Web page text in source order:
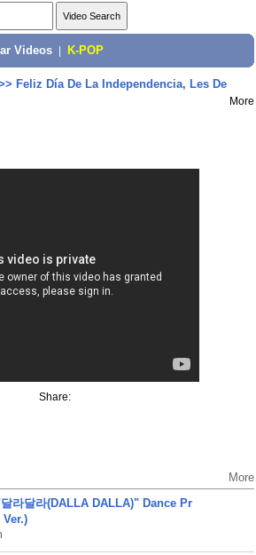
Videos K-POP
Feliz Día De La Independencia, Les De
More
Share:
More
달라달라(DALLA DALLA)" Dance Pr